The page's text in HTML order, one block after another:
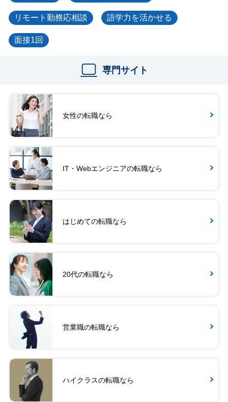
リモート勤務応相談 語学力を活かせる
面接1回
専門サイト
女性の転職なら
IT・Webエンジニアの転職なら
はじめての転職なら
20代の転職なら
営業職の転職なら
ハイクラスの転職なら